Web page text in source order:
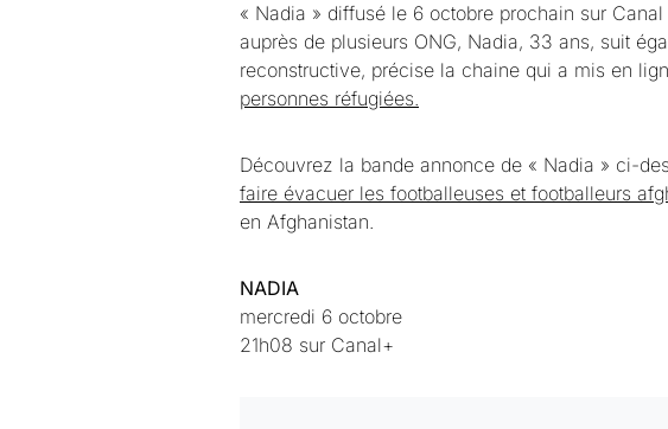
« Nadia » diffusé le 6 octobre prochain sur
auprès de plusieurs ONG, Nadia, 33 ans, suit
reconstructive, précise la chaine qui a mis en
personnes réfugiées.
Découvrez la bande annonce de « Nadia » ci-
faire évacuer les footballeuses et footballeurs
en Afghanistan.
NADIA
mercredi 6 octobre
21h08 sur Canal+